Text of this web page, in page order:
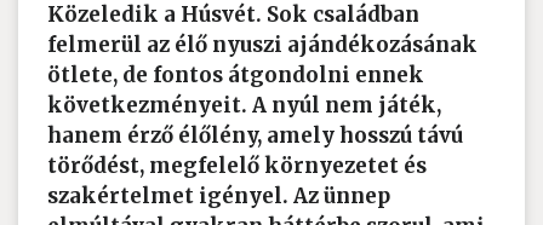
Közeledik a Húsvét. Sok családban
felmerül az élő nyuszi ajándékozásának
ötlete, de fontos átgondolni ennek
következményeit. A nyúl nem játék,
hanem érző élőlény, amely hosszú távú
törődést, megfelelő környezetet és
szakértelmet igényel. Az ünnep